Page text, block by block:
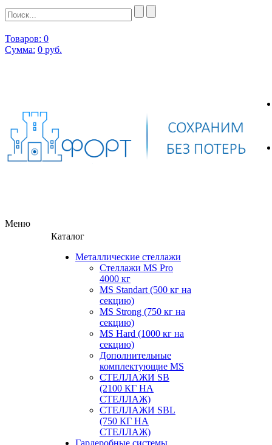
Товаров: 0
Сумма: 0 руб.
Меню
Каталог
Металлические стеллажи
Стеллажи MS Pro
4000 кг
MS Standart (500 кг на
секцию)
MS Strong (750 кг на
секцию)
MS Hard (1000 кг на
секцию)
Дополнительные
комплектующие MS
СТЕЛЛАЖИ SB
(2100 КГ НА
СТЕЛЛАЖ)
СТЕЛЛАЖИ SBL
(750 КГ НА
СТЕЛЛАЖ)
Гардеробные системы